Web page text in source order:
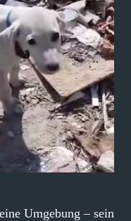
Umgebung – sein